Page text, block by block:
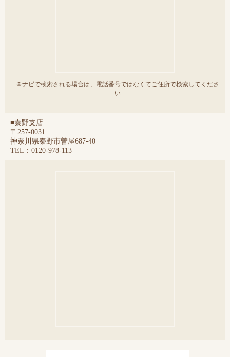
※ナビで検索される場合は、電話番号ではなくてご住所で検索してくださ
い
■秦野支店
〒257-0031
神奈川県秦野市曽屋687-40
TEL：0120-978-113